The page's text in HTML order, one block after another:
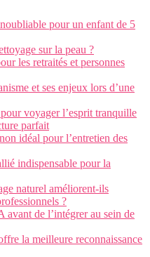
pour un enfant de 5
sur la peau ?
les retraités et personnes
et ses enjeux lors d’une
voyager l’esprit tranquille
parfait
idéal pour l’entretien des
indispensable pour la
naturel améliorent-ils
?
avant de l’intégrer au sein de
la meilleure reconnaissance